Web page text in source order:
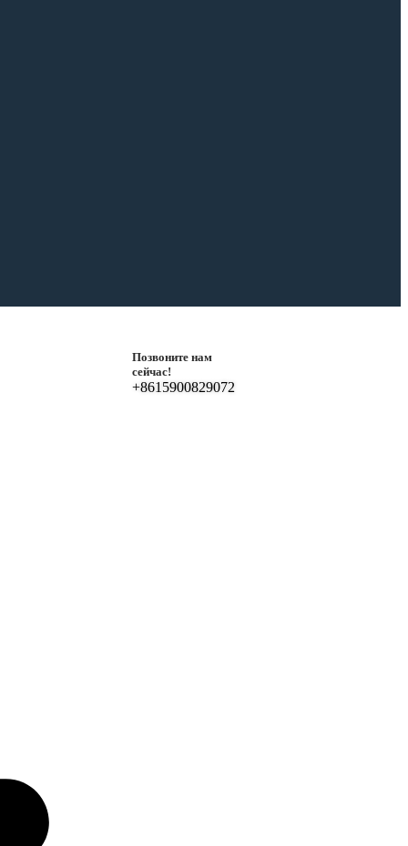
Позвоните нам
сейчас!
+8615900829072